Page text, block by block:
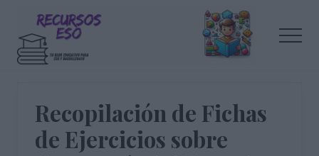
contenido
principal
barra
educación
Recopilación de Fichas
de Ejercicios sobre